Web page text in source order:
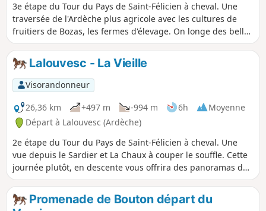
3e étape du Tour du Pays de Saint-Félicien à cheval. Une
traversée de l'Ardèche plus agricole avec les cultures de
fruitiers de Bozas, les fermes d'élevage. On longe des belles
demeures et châteaux : Bozas, le Boze et son mur
d'enceinte, le Château de Corsas et on finit par le charmant
hameau de Montplot.
Lalouvesc - La Vieille
Visorandonneur
26,36 km
+497 m -994 m 6h
Moyenne
Départ à Lalouvesc (Ardèche)
2e étape du Tour du Pays de Saint-Félicien à cheval. Une
vue depuis le Sardier et La Chaux à couper le souffle. Cette
journée plutôt, en descente vous offrira des panoramas de
crêtes, des passages dans des forêts de hêtres et sapins
sans compter de beaux châtaigniers.
Promenade de Bouton départ du